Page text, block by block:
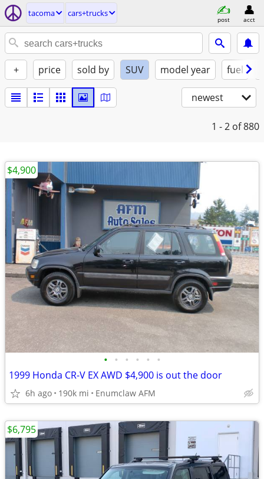
tacoma cars+trucks
post acct
+ price sold by SUV model year fuel
newest
1 - 2 of 880
• • • • • •
1999 Honda CR-V EX AWD $4,900 is out the door
6h ago 190k mi Enumclaw AFM
$4,900
$6,795